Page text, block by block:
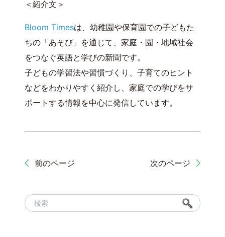
＜紹介文＞
Bloom Timesは、幼稚園や保育園での子どもた
ちの「あそび」を通じて、家庭・園・地域社会
をつなぐ英語と学びの新聞です。
子どもの学習法や習慣づくり、子育てのヒント
などをわかりやすく紹介し、家庭での学びをサ
ポートする情報を中心に発信しています。
前のページ 次のページ